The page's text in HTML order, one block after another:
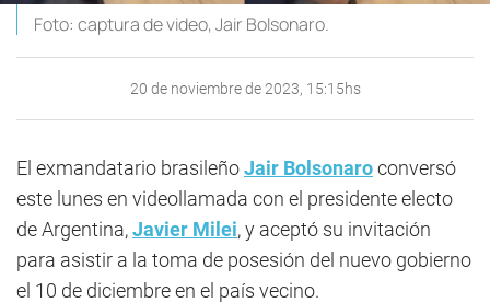
Foto: captura de video, Jair Bolsonaro.
20 de noviembre de 2023, 15:15hs
El exmandatario brasileñoJair Bolsonaroconversó
este lunes en videollamada con el presidente electo
de Argentina,Javier Milei, y aceptó su invitación
para asistir a la toma de posesión del nuevo gobierno
el 10 de diciembre en el país vecino.